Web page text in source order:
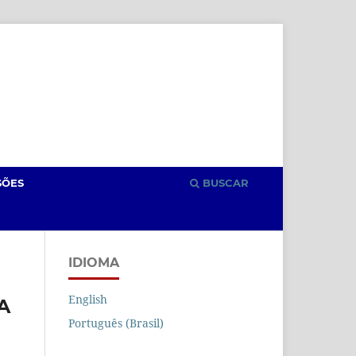
BUSCAR
IDIOMA
English
Português (Brasil)